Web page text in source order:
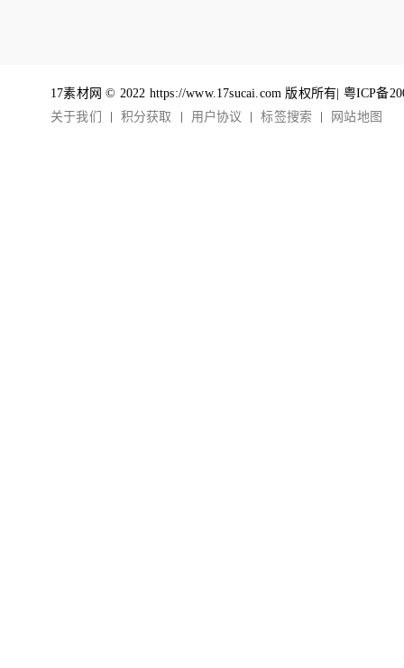
17素材网 © 2022 https://www.17sucai.com 版权所有| 粤ICP备
关于我们
积分获取 用户协议 标签搜索 网站地图